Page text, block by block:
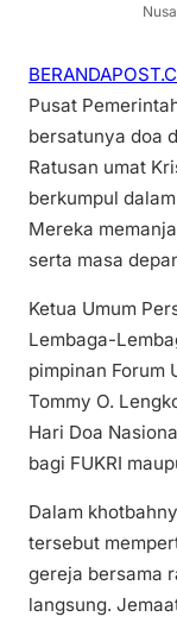
Pusat
bersatunya doa
Ratusan umat
berkumpul
Mereka
serta masa
Ketua Umum
Lembaga-
pimpinan Forum
Tommy O.
Hari Doa
bagi FUKRI
Dalam
tersebut
gereja bersama
langsung.